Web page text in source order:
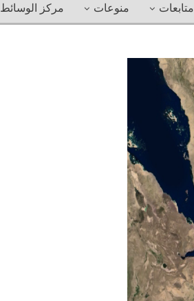
متابعات منوعات مركز الوسائط